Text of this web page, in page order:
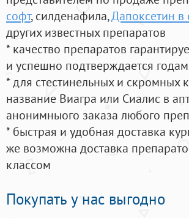
софт, силденафила,Дапоксетин
других известных препаратов
* качество препаратов
и успешно подтверждается
* для стестинельных и скромных
название Виагра или Сиалис в
анонимныого заказа любого
* быстрая и удобная доставка
же возможна доставка
классом
Покупать у нас выгодно